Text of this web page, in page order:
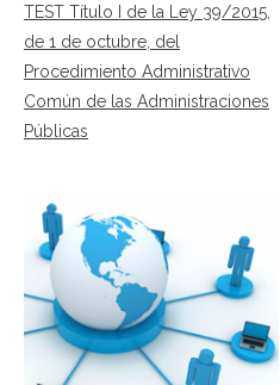
TEST Título I de la Ley 39/2015,
de 1 de octubre, del
Procedimiento Administrativo
Común de las Administraciones
Públicas